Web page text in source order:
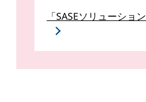
「SASEソリューショ